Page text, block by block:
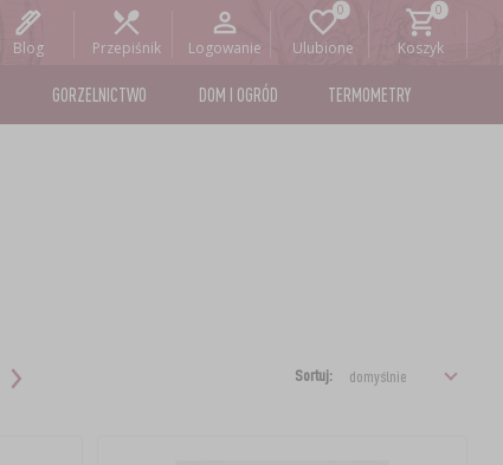
Blog Przepiśnik Logowanie Ulubione Koszyk
GORZELNICTWO DOM I OGRÓD TERMOMETRY
Sortuj: